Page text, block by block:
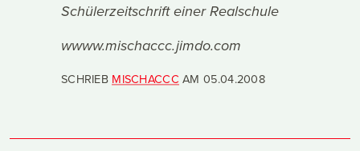
Schülerzeitschrift einer Realschule
wwww.mischaccc.jimdo.com
SCHRIEB MISCHACCC AM05.04.2008